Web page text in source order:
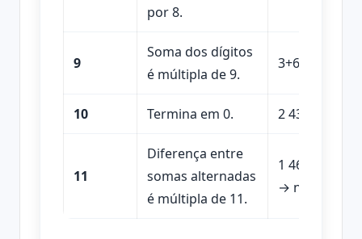
por 8.
9
Soma dos dígitos
é múltipla de 9.
3+6+9=18 →
10 Termina em 0. 2 430 →
11
Diferença entre
somas alternadas
é múltipla de 11.
1 462 →
→ não é.